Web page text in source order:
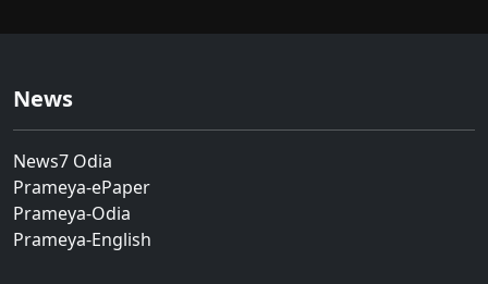
News
News7 Odia
Prameya-ePaper
Prameya-Odia
Prameya-English